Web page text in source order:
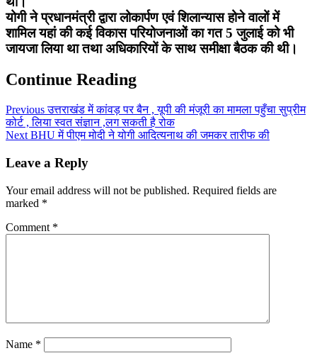
योगी ने प्रधानमंत्री द्वारा लोकार्पण एवं शिलान्यास होने वालों में
शामिल यहां की कई विकास परियोजनाओं का गत 5 जुलाई को भी
जायजा लिया था तथा अधिकारियों के साथ समीक्षा बैठक की थी।
Continue Reading
Previousउत्तराखंड में कांवड़ पर बैन , यूपी की मंजूरी का मामला पहुँचा सुप्रीम
कोर्ट , लिया स्वत संज्ञान ,लग सकती है रोक
Next BHU में पीएम मोदी ने योगी आदित्यनाथ की जमकर तारीफ की
Leave a Reply
Your email address will not be published. Required fields are
marked *
Comment *
Name *